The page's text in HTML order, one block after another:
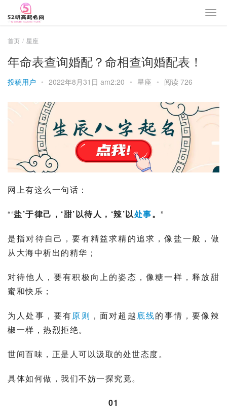
首页 星座
年命表查询婚配？命相查询婚配表！
投稿用户 • 2022年8月31日 am2:20 • 星座 • 阅读 726
网上有这么一句话：
“‘盐’于律己，‘甜’以待人，‘辣’以处事。 ”
是指对待自己，要有精益求精的追求，像盐一般，做
从大海中析出的精华；
对待他人，要有积极向上的姿态，像糖一样，释放甜
蜜和快乐；
为人处事，要有原则 ，面对超越底线的事情，要像辣
椒一样，热烈拒绝。
世间百味，正是人可以汲取的处世态度。
具体如何做，我们不妨一探究竟。
01